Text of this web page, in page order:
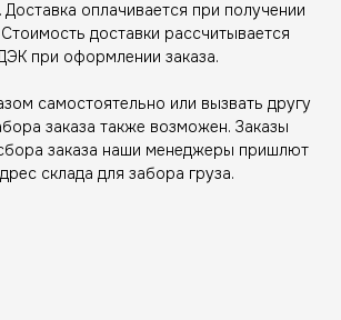
оплачивается при получении
доставки рассчитывается
при оформлении заказа.
самостоятельно или вызвать другу
заказа также возможен. Заказы
заказа наши менеджеры пришлют
склада для забора груза.